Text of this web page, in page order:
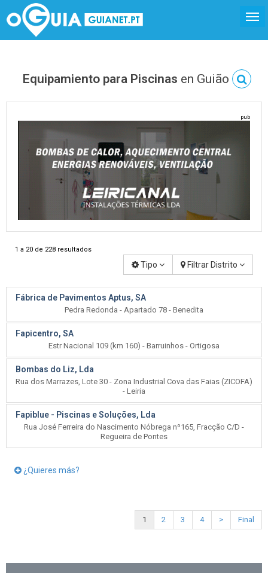
Equipamiento para Piscinas en Guião
pub
1 a 20 de 228 resultados
Tipo Filtrar Distrito
Fábrica de Pavimentos Aptus, SA
Pedra Redonda - Apartado 78 - Benedita
Fapicentro, SA
Estr Nacional 109 (km 160) - Barruinhos - Ortigosa
Bombas do Liz, Lda
Rua dos Marrazes, Lote 30 - Zona Industrial Cova das Faias (ZICOFA)
- Leiria
Fapiblue - Piscinas e Soluções, Lda
Rua José Ferreira do Nascimento Nóbrega nº165, Fracção C/D -
Regueira de Pontes
¿Quieres más?
1 2 3 4 > Final